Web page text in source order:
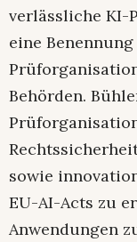
verlässliche KI-
eine
Behörden.
sowie
EU-AI-Acts zu
Anwendungen